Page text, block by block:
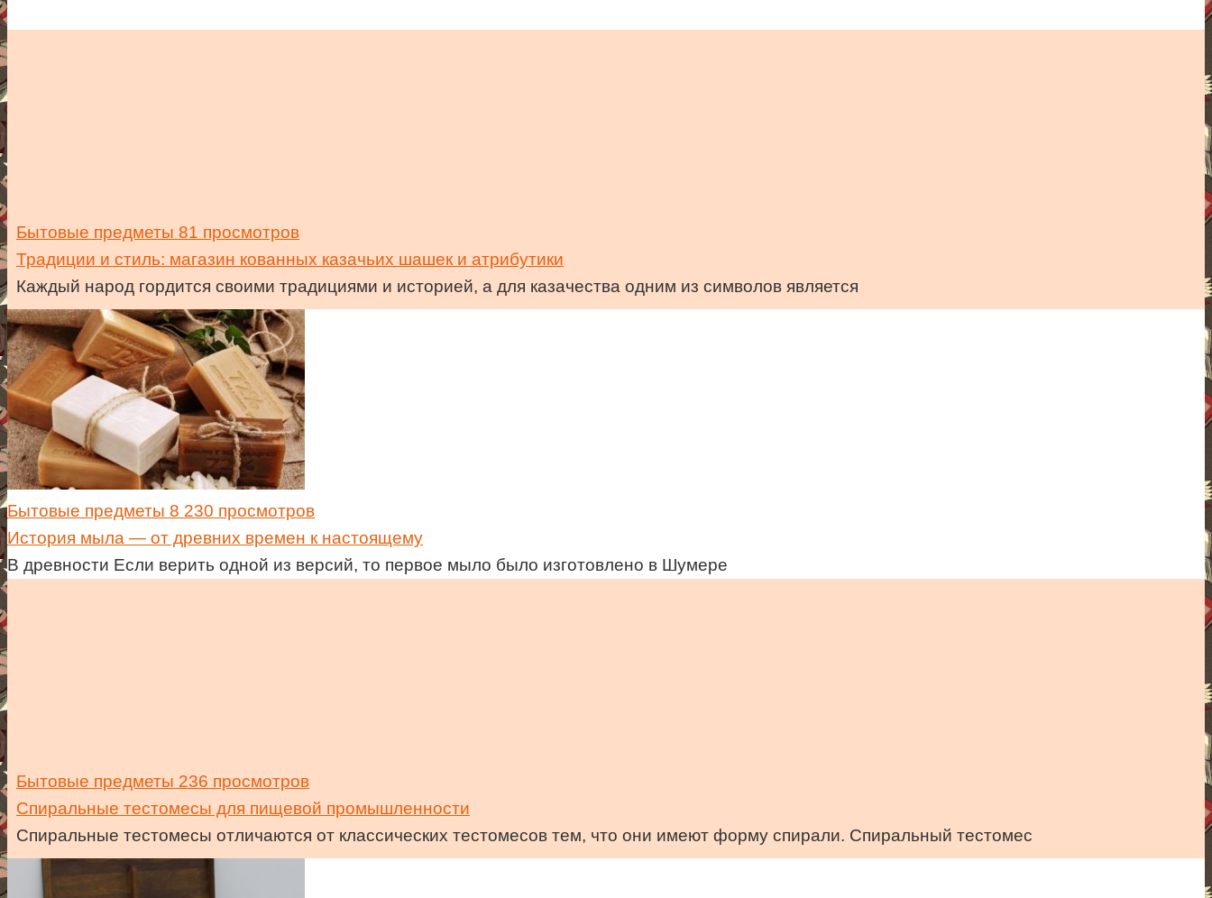
Бытовые предметы 81 просмотров
Традиции и стиль: магазин кованных казачьих шашек и атрибутики
Каждый народ гордится своими традициями и историей, а для казачества одним из символов является
Бытовые предметы 8 230 просмотров
История мыла — от древних времен к настоящему
В древности Если верить одной из версий, то первое мыло было изготовлено в Шумере
Бытовые предметы 236 просмотров
Спиральные тестомесы для пищевой промышленности
Спиральные тестомесы отличаются от классических тестомесов тем, что они имеют форму спирали. Спиральный тестомес